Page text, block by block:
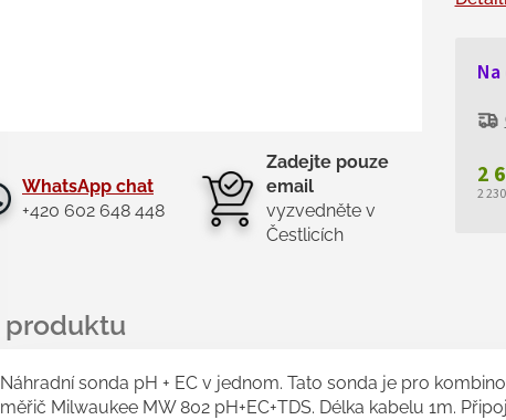
WhatsApp chat
+420 602 648 448
Zadejte pouze
email
vyzvedněte v
Čestlicích
2
2
Náhradní sonda pH + EC v jednom. Tato sonda je pro
měřič Milwaukee MW 802 pH+EC+TDS. Délka kabelu 1m.